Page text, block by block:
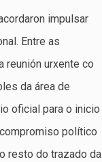
impulsar
Entre as
reunión urxente co
da área de
oficial para o inicio
político
resto do trazado da